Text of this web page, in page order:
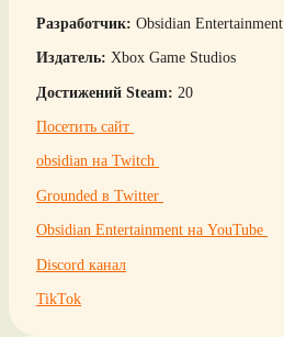
Разработчик: Obsidian Entertainment
Издатель: Xbox Game Studios
Достижений Steam: 20
Посетить сайт
obsidian на Twitch
Grounded в Twitter
Obsidian Entertainment на YouTube
Discord канал
TikTok